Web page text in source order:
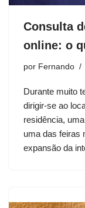
Consulta
online: o
por Fernando
Durante muito
dirigir-se ao
residência,
uma das feiras
expansão da